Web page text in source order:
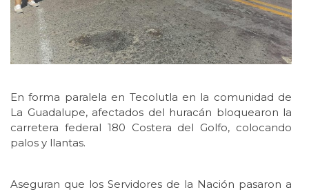
En forma paralela en Tecolutla en la comunidad de
La Guadalupe, afectados del huracán bloquearon la
carretera federal 180 Costera del Golfo, colocando
palos y llantas.
Aseguran que los Servidores de la Nación pasaron a